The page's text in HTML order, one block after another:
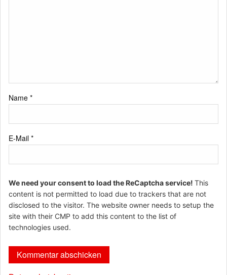
Name *
E-Mail *
We need your consent to load the ReCaptcha service! This
content is not permitted to load due to trackers that are not
disclosed to the visitor. The website owner needs to setup the
site with their CMP to add this content to the list of
technologies used.